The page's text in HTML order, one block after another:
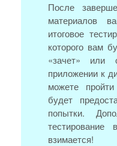
После
материалов
итоговое
которого вам
«зачет» или
приложении к
можете
будет
попытки.
взимается!